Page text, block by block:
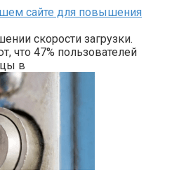
сайте для повышения
скорости загрузки.
что 47% пользователей
в